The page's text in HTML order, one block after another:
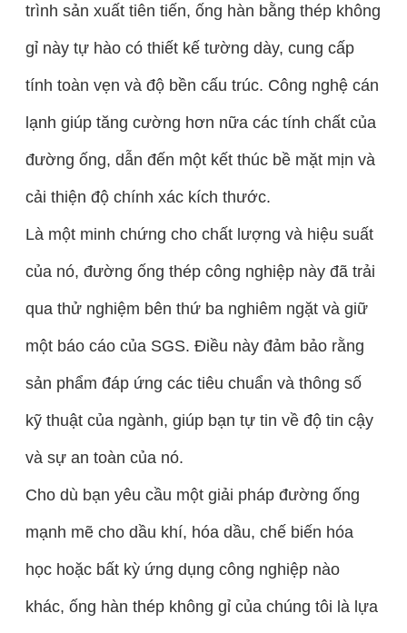
trình sản xuất tiên tiến, ống hàn bằng thép không
gỉ này tự hào có thiết kế tường dày, cung cấp
tính toàn vẹn và độ bền cấu trúc. Công nghệ cán
lạnh giúp tăng cường hơn nữa các tính chất của
đường ống, dẫn đến một kết thúc bề mặt mịn và
cải thiện độ chính xác kích thước.
Là một minh chứng cho chất lượng và hiệu suất
của nó, đường ống thép công nghiệp này đã trải
qua thử nghiệm bên thứ ba nghiêm ngặt và giữ
một báo cáo của SGS. Điều này đảm bảo rằng
sản phẩm đáp ứng các tiêu chuẩn và thông số
kỹ thuật của ngành, giúp bạn tự tin về độ tin cậy
và sự an toàn của nó.
Cho dù bạn yêu cầu một giải pháp đường ống
mạnh mẽ cho dầu khí, hóa dầu, chế biến hóa
học hoặc bất kỳ ứng dụng công nghiệp nào
khác, ống hàn thép không gỉ của chúng tôi là lựa